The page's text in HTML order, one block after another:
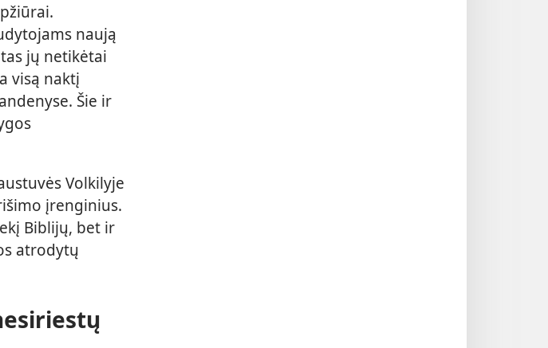
naują
jų netikėtai
visą naktį
Šie ir
Volkilyje
įrenginius.
Biblijų, bet ir
atrodytų